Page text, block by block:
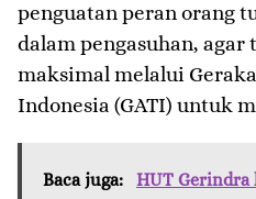
penguatan peran orang
dalam pengasuhan,
maksimal melalui
Indonesia (GATI) untuk
Baca juga:
HUT Gerindra